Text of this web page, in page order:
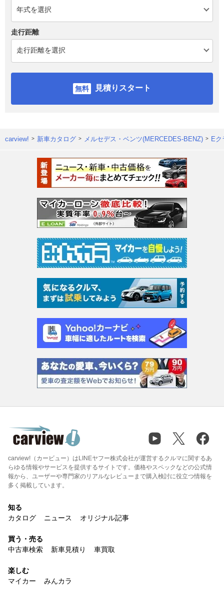
走行距離
見積りスタート
carview! 新車カタログ メルセデス・ベンツ(MERCEDES-BENZ) E
carview!（カービュー）はLINEヤフー株式会社が運営するクルマに関するあ
らゆる情報やサービスを提供するサイトです。価格やスペックなどの公式情
報から、ユーザーや専門家のリアルなレビューまで購入検討に役立つ情報を
多く掲載しています。
知る
カタログ
ニュース オリジナル記事
買う・売る
中古車検索
新車見積り 車買取
楽しむ
マイカー
みんカラ